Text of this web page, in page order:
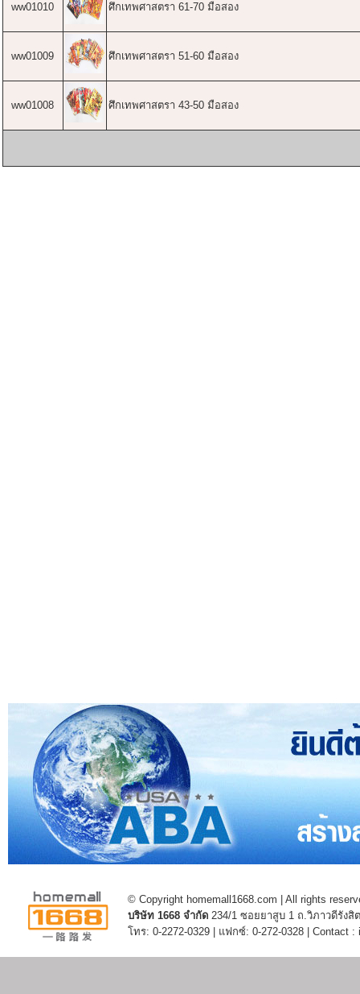
ww01010 ศึกเทพศาสตรา 61-70 มือสอง
ww01009 ศึกเทพศาสตรา 51-60 มือสอง
ww01008 ศึกเทพศาสตรา 43-50 มือสอง
© Copyright homemall1668.com | All rights
บริษัท 1668 จำกัด 234/1 ซอยยาสูบ 1 ถ.วิภาวดีรัง
โทร: 0-2272-0329 | แฟกซ์: 0-272-0328 | Contact